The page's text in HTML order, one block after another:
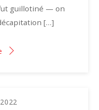
guillotiné — on
[…]
2022